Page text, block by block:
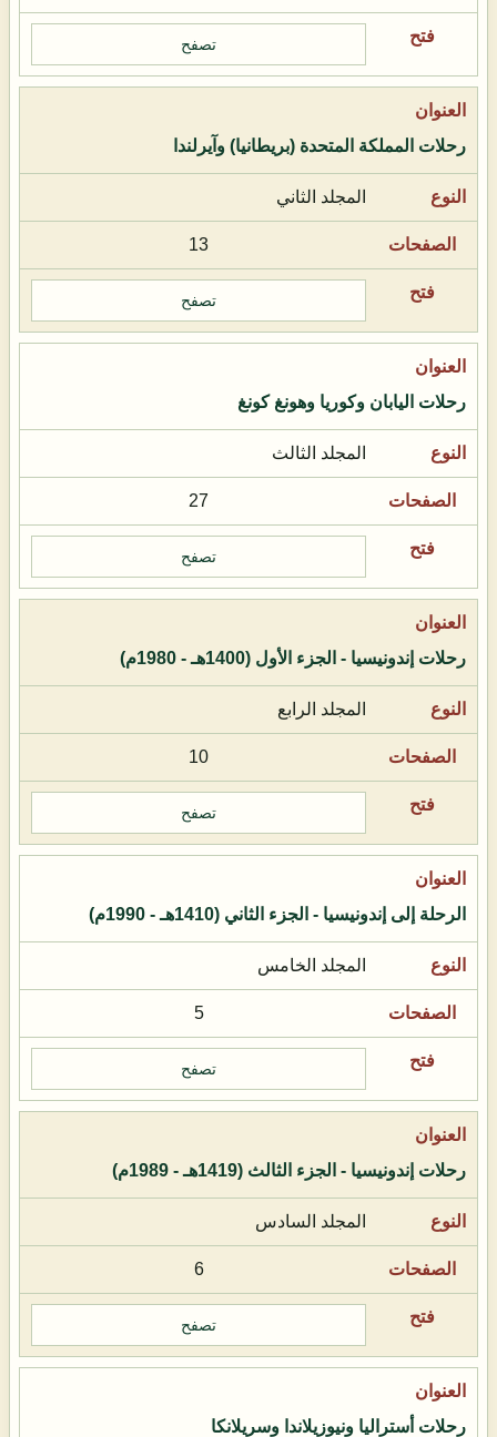
تصفح
رحلات المملكة المتحدة (بريطانيا) وآيرلندا
المجلد الثاني
13
تصفح
رحلات اليابان وكوريا وهونغ كونغ
المجلد الثالث
27
تصفح
رحلات إندونيسيا - الجزء الأول (1400هـ - 1980م)
المجلد الرابع
10
تصفح
الرحلة إلى إندونيسيا - الجزء الثاني (1410هـ - 1990م)
المجلد الخامس
5
تصفح
رحلات إندونيسيا - الجزء الثالث (1419هـ - 1989م)
المجلد السادس
6
تصفح
رحلات أستراليا ونيوزيلاندا وسريلانكا